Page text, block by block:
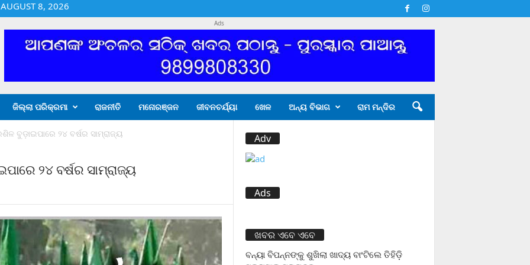
AUGUST 8, 2026
Ads
ଜିଲ୍ଲା ପରିକ୍ରମା ରାଜନୀତି ମନୋରଞ୍ଜନ ଜୀବନଚର୍ଯ୍ୟା ଖେଳ ଅନ୍ୟ ବିଭାଗ ରାମ ମନ୍ଦିର
ବୁଡ଼ାଇପାରେ ୨୪ ବର୍ଷର ସାମ୍ରାଜ୍ୟ
୨୪ ବର୍ଷର ସାମ୍ରାଜ୍ୟ
Adv
Ads
ଖବର ଏବେ ଏବେ
ବନ୍ୟା ବିପନ୍ନଙ୍କୁ ଶୁଖିଲା ଖାଦ୍ୟ ବାଂଟିଲେ ତିହିଡି଼